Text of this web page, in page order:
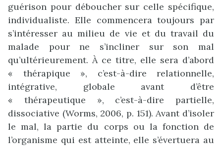
guérison pour déboucher sur celle spécifique,
individualiste. Elle commencera toujours par
s’intéresser au milieu de vie et du travail du
malade pour ne s’incliner sur son mal
qu’ultérieurement. À ce titre, elle sera d’abord
« thérapique », c’est-à-dire relationnelle,
intégrative, globale avant d’être
« thérapeutique », c’est-à-dire partielle,
dissociative (Worms, 2006, p. 151). Avant d’isoler
le mal, la partie du corps ou la fonction de
l’organisme qui est atteinte, elle s’évertuera au